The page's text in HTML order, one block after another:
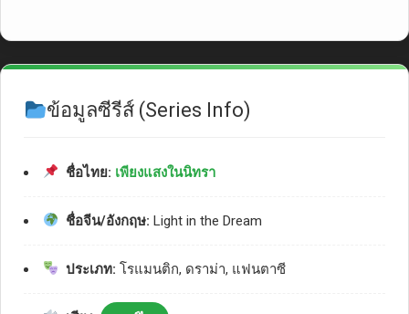
ข้อมูลซีรีส์ (Series Info)
ชื่อไทย: เพียงแสงในนิทรา
ชื่อจีน/อังกฤษ: Light in the Dream
ประเภท: โรแมนติก, ดราม่า, แฟนตาซี